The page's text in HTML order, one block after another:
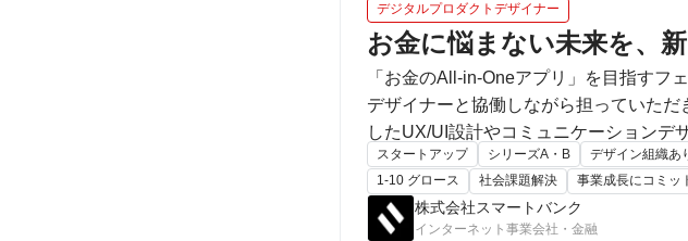
デジタルプロダクトデザイナー
お金に悩まない未来を、
「お金のAll-in-Oneアプリ」を目指す
デザイナーと協働しながら担っていただきます。 プロジェクトの企画段階から議論に参加し、ユ
したUX/UI設計やコミュニケーションデ
で、幅広い業務に手を動かしていただく想定です。 事業の急成長に伴い、4事業＋新規事
価値に貢献する場面が広がる中、多様
います。
スタートアップ シリーズA・B デザイン組織あ
1-10 グロース
社会課題解決 事業成長にコミッ
株式会社スマートバンク
インターネット事業会社・金融